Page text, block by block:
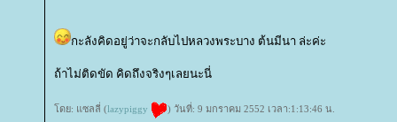
กะลังคิดอยู่ว่าจะกลับไปหลวงพระบาง ต้นมีนา ล่ะค่ะ
ถ้าไม่ติดขัด คิดถึงจริงๆเลยนะนี่
ดย: แซลลี่ (lazypiggy ) วันที่: 9 มกราคม 2552 เวลา:1:13:46 น.